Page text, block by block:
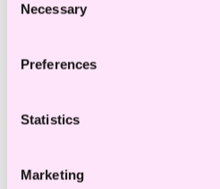
Selection
Necessary
Preferences
Statistics
Marketing
mingling!
Vi håper du har lyst til
Meld meg på